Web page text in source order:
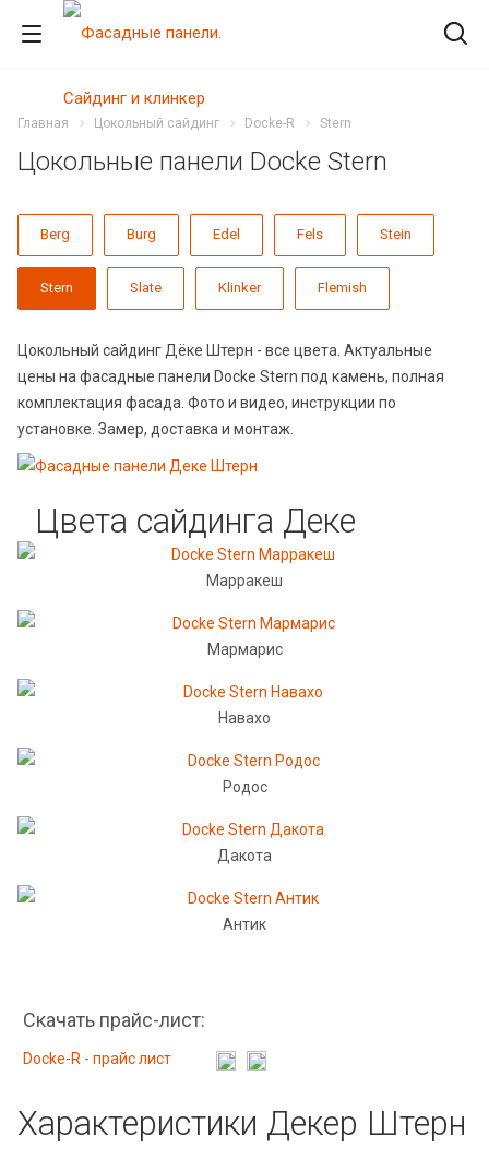
Главная Цокольный сайдинг Docke-R Stern
Цокольные панели Docke Stern
Berg Burg Edel Fels Stein
Stern Slate Klinker Flemish
Цокольный сайдинг Дёке Штерн - все цвета. Актуальные
цены на фасадные панели Docke Stern под камень, полная
комплектация фасада. Фото и видео, инструкции по
установке. Замер, доставка и монтаж.
Цвета сайдинга Деке
Марракеш
Мармарис
Навахо
Родос
Дакота
Антик
Скачать прайс-лист:
Docke-R - прайс лист
Характеристики Декер Штерн